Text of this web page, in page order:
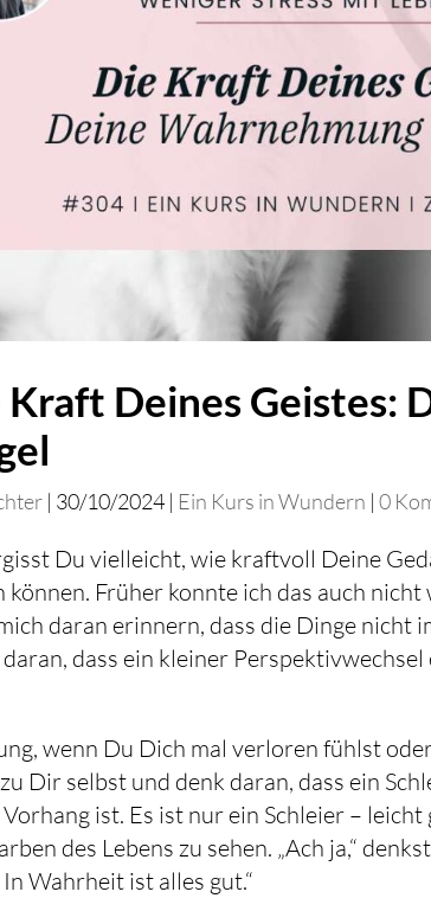
Deines Geistes:
| 30/10/2024 | Ein Kurs in Wundern |0
Du vielleicht, wie kraftvoll Deine
können. Früher konnte ich das auch
daran erinnern, dass die Dinge nicht
dass ein kleiner
wenn Du Dich mal verloren fühlst
Dir selbst und denk daran, dass ein
ist. Es ist nur ein Schleier –
des Lebens zu sehen. „Ach ja,“
Wahrheit ist alles gut.“